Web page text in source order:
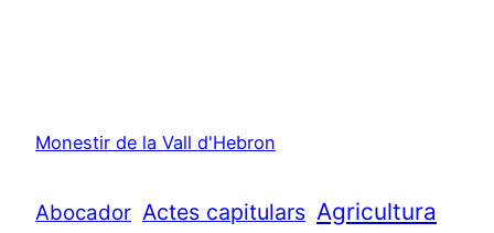
Monestir de la Vall d'Hebron
Abocador Actes capitulars Agricultura